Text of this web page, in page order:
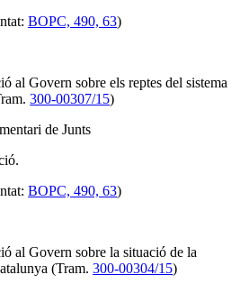
BOPC, 490, 63)
al Govern sobre els reptes del sistema
300-00307/15)
de Junts
BOPC, 490, 63)
al Govern sobre la situació de la
(Tram.300-00304/15)